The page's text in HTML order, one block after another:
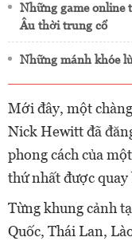
Những game online
Âu thời trung cổ
Những mánh khóe
Mới đây, một
Nick Hewitt đã
phong cách của
thứ nhất được quay
Từng khung cảnh
Quốc, Thái Lan,